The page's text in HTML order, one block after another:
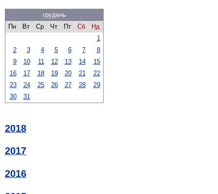
грудень
Пн
Вт Ср Чт Пт Сб
Нд
1
2
3 4 5 6 7
8
9
10 11 12 13 14
15
16
17 18 19 20 21
22
23
24 25 26 27 28
29
30
31
2018
2017
2016